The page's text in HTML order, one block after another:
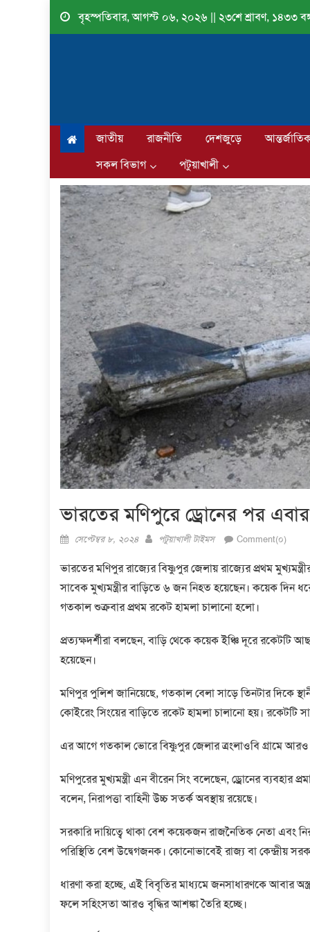
Skip
বৃহস্পতিবার, আগস্ট ০৬, ২০২৬ || ২৩শে শ্রাবণ, ১৪৩৩
জাতীয় রাজনীতি দেশজুড়ে
সকল বিভাগ
পটুয়াখালী
ভারতের মণিপুরে ড্রোনের পর
Posted
সেপ্টেম্বর ৮, ২০২৪ Author
পটুয়াখালী টাইমস Comment(০)
ভারতের মণিপুর রাজ্যের বিষ্ণুপুর জেলায় রাজ্যের প্রথম
সাবেক মুখ্যমন্ত্রীর বাড়িতে ৬ জন নিহত হয়েছেন। কয়েক দিন
গতকাল শুক্রবার প্রথম রকেট হামলা চালানো হলো।
প্রত্যক্ষদর্শীরা বলছেন, বাড়ি থেকে কয়েক ইঞ্চি দূরে
হয়েছেন।
মণিপুর পুলিশ জানিয়েছে, গতকাল বেলা সাড়ে তিনটার দিকে
কোইরেং সিংয়ের বাড়িতে রকেট হামলা চালানো হয়। রকেটটি
এর আগে গতকাল ভোরে বিষ্ণুপুর জেলার ত্রংলাওবি গ্রামে
মণিপুরের মুখ্যমন্ত্রী এন বীরেন সিং বলেছেন, ড্রোনের ব্যবহার
বলেন, নিরাপত্তা বাহিনী উচ্চ সতর্ক অবস্থায় রয়েছে।
সরকারি দায়িত্বে থাকা বেশ কয়েকজন রাজনৈতিক নেতা এবং
পরিস্থিতি বেশ উদ্বেগজনক। কোনোভাবেই রাজ্য বা কেন্দ্রীয়
ধারণা করা হচ্ছে, এই বিবৃতির মাধ্যমে জনসাধারণকে আবার
ফলে সহিংসতা আরও বৃদ্ধির আশঙ্কা তৈরি হচ্ছে।